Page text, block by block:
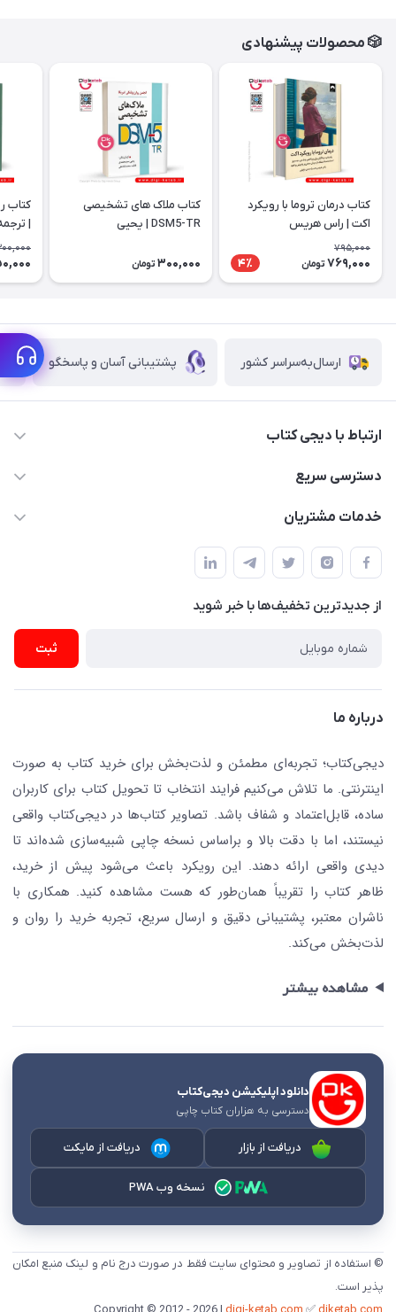
🎲 محصولات پیشنهادی
کتاب درمان تروما با رویکرد
اکت | راس هریس
795,000
769,000 تومان 4٪
کتاب ملاک های تشخیصی
DSM5-TR | یحیی
300,000 تومان
کتاب
|
ارسال‌به‌سراسر کشور پشتیبانی آسان و پاسخگو
ارتباط با دیجی کتاب
021-66483376
پلیس امنیت .پلاک 150 (🚷 فروش فقط به صورت آنلاین)
دسترسی سریع
کتاب (دسته‌بندی)
ناشران همکار
نویسندگان و مترجمان
کافه دیجی کتاب
جستجو در سایت
کتابیاب
خدمات مشتریان
راهنما
پیگیری سفارشات
رهگیری مرسولات پستی
ارسال تیکت پشتیبانی
از جدید‌ترین تخفیف‌ها با‌ خبر شوید
ثبت
درباره ما
دیجی‌کتاب؛ تجربه‌ای مطمئن و لذت‌بخش برای خرید کتاب به صورت
اینترنتی. ما تلاش می‌کنیم فرایند انتخاب تا تحویل کتاب برای کاربران
ساده، قابل‌اعتماد و شفاف باشد. تصاویر کتاب‌ها در دیجی‌کتاب واقعی
نیستند، اما با دقت بالا و براساس نسخه چاپی شبیه‌سازی شده‌اند تا
دیدی واقعی ارائه دهند. این رویکرد باعث می‌شود پیش از خرید،
ظاهر کتاب را تقریباً همان‌طور که هست مشاهده کنید. همکاری با
ناشران معتبر، پشتیبانی دقیق و ارسال سریع، تجربه خرید را روان و
لذت‌بخش می‌کند.
مشاهده بیشتر
دانلود اپلیکیشن دیجی‌کتاب
دسترسی به هزاران کتاب چاپی
دریافت از بازار دریافت از مایکت
نسخه وب PWA
© استفاده از تصاویر و محتوای سایت فقط در صورت درج نام و لینک منبع امکان
پذیر است.